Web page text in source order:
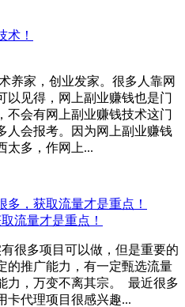
养家，创业发家。很多人靠网
以见得，网上副业赚钱也是门
不会有网上副业赚钱技术这门
人会报考。因为网上副业赚钱
太多，作网上...
流量才是重点！
很多项目可以做，但是重要的
的推广能力，有一定甄选流量
力，万变不离其宗。 最近很多
卡代理项目很感兴趣...